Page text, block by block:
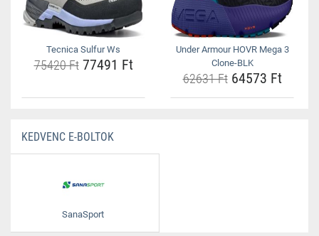
Tecnica Sulfur Ws
75420 Ft77491 Ft
Under Armour HOVR Mega 3
Clone-BLK
62631 Ft64573 Ft
KEDVENC E-BOLTOK
SanaSport